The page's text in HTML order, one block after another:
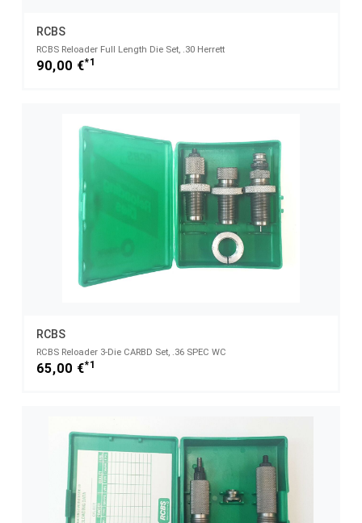
RCBS
RCBS Reloader Full Length Die Set, .30 Herrett
90,00 €*1
RCBS
RCBS Reloader 3-Die CARBD Set, .36 SPEC WC
65,00 €*1